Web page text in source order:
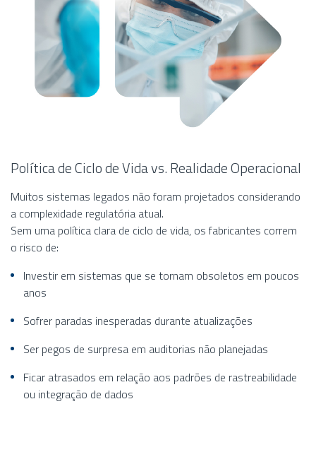
Política de Ciclo de Vida vs. Realidade Operacional
Muitos sistemas legados não foram projetados considerando
a complexidade regulatória atual.
Sem uma política clara de ciclo de vida, os fabricantes correm
o risco de:
Investir em sistemas que se tornam obsoletos em poucos
anos
Sofrer paradas inesperadas durante atualizações
Ser pegos de surpresa em auditorias não planejadas
Ficar atrasados em relação aos padrões de rastreabilidade
ou integração de dados